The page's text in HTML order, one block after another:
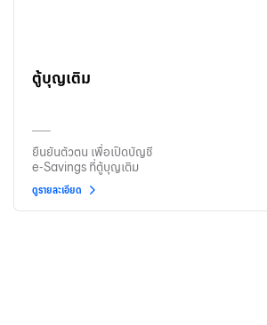
ตู้บุญเติม
ยืนยันตัวตน เพื่อเปิดบัญชี
e-Savings ที่ตู้บุญเติม
ดูรายละเอียด